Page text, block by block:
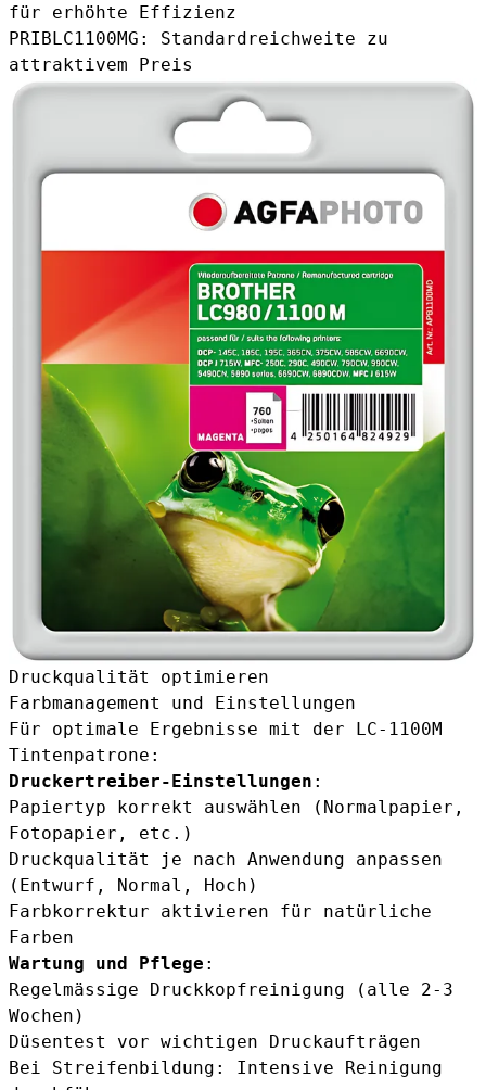
für erhöhte Effizienz
PRIBLC1100MG : Standardreichweite zu
attraktivem Preis
Druckqualität optimieren
Farbmanagement und Einstellungen
Für optimale Ergebnisse mit der LC-1100M
Tintenpatrone:
Druckertreiber-Einstellungen :
Papiertyp korrekt auswählen (Normalpapier,
Fotopapier, etc.)
Druckqualität je nach Anwendung anpassen
(Entwurf, Normal, Hoch)
Farbkorrektur aktivieren für natürliche
Farben
Wartung und Pflege :
Regelmässige Druckkopfreinigung (alle 2-3
Wochen)
Düsentest vor wichtigen Druckaufträgen
Bei Streifenbildung: Intensive Reinigung